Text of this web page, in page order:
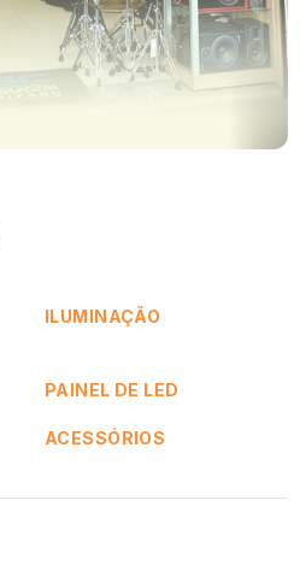
ILUMINAÇÃO
PAINEL DE LED
ACESSÓRIOS